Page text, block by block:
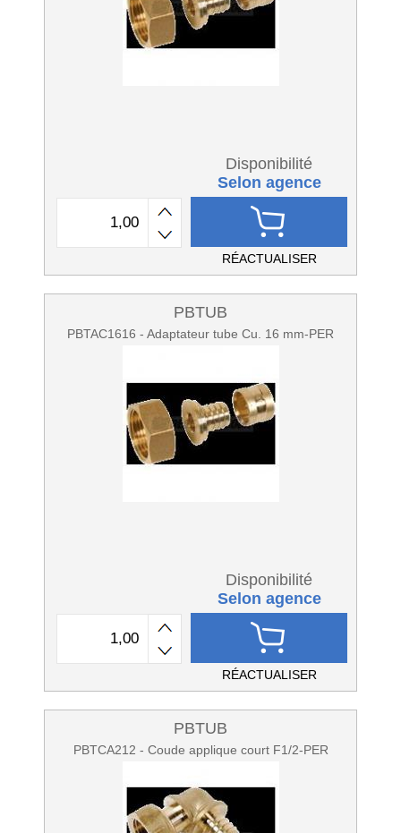
Disponibilité
Selon agence
RÉACTUALISER
PBTUB
PBTAC1616 - Adaptateur tube Cu. 16 mm-PER
Disponibilité
Selon agence
RÉACTUALISER
PBTUB
PBTCA212 - Coude applique court F1/2-PER